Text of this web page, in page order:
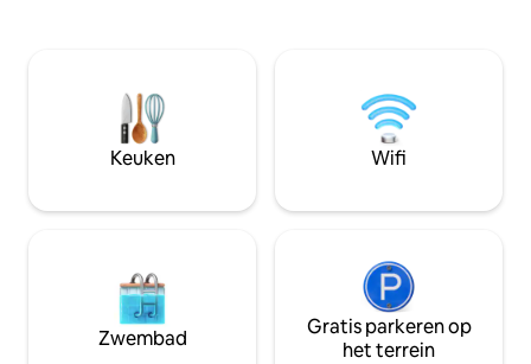
eigen tuin en uitzicht terras. Ontbijt
inbegrepen op de terras met uitzicht.
Veiligheidsgarage op aanvraag. Gratis
airconditioning, kleine privétuin en
airconditioning, tweede
tweepersoonsbed op de loft stanza 3:
schommel tweepersoonsbed, toilet,
airconditioning kamer 0:
drankjes. We
lokale bedrijven
aan te bevelen
lokale
verkennen.
Keuken Wifi
Zwembad
Gratis parkeren op
het terrein